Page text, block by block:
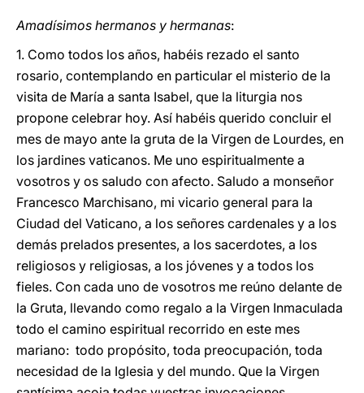
Amadísimos hermanos y hermanas:
1. Como todos los años, habéis rezado el santo
rosario, contemplando en particular el misterio de la
visita de María a santa Isabel, que la liturgia nos
propone celebrar hoy. Así habéis querido concluir el
mes de mayo ante la gruta de la Virgen de Lourdes, en
los jardines vaticanos. Me uno espiritualmente a
vosotros y os saludo con afecto. Saludo a monseñor
Francesco Marchisano, mi vicario general para la
Ciudad del Vaticano, a los señores cardenales y a los
demás prelados presentes, a los sacerdotes, a los
religiosos y religiosas, a los jóvenes y a todos los
fieles. Con cada uno de vosotros me reúno delante de
la Gruta, llevando como regalo a la Virgen Inmaculada
todo el camino espiritual recorrido en este mes
mariano: todo propósito, toda preocupación, toda
necesidad de la Iglesia y del mundo. Que la Virgen